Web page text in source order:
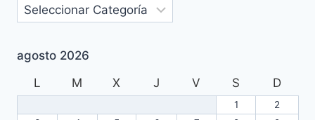
agosto 2026
L
M X J V S D
1
2